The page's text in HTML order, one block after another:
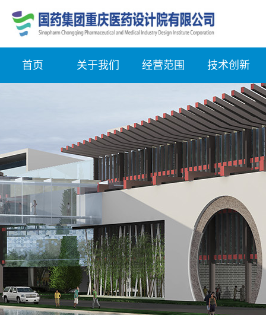
首页 关于我们 经营范围 技术创新